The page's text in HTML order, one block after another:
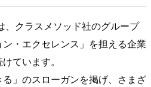
、クラスメソッド社のグループ
・エクセレンス」を担える企業
ています。
る」のスローガンを掲げ、さまざ